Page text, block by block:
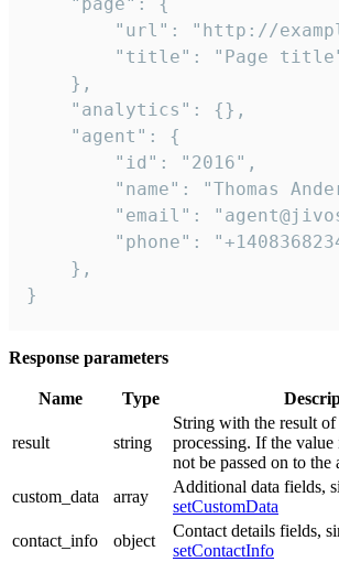
    "page": {
"url": "http://
"title": "Page
    },
    "analytics": {},
    "agent": {
        "id": "2016",
"name": "Thomas
"email":
"phone":
    },
}
Response parameters
Name Type
result string
String with the result of
processing. If the
not be passed on to the
custom_data
array
Additional data fields,
setCustomData
contact_info
object
Contact details fields,
setContactInfo